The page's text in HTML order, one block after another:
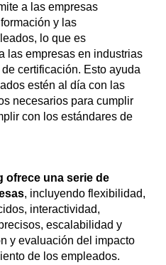
a las empresas
y las
lo que es
las empresas en industrias
certificación. Esto ayuda
estén al día con las
necesarios para cumplir
con los estándares de
ofrece una serie de
, incluyendo flexibilidad,
interactividad,
escalabilidad y
y evaluación del impacto
de los empleados.